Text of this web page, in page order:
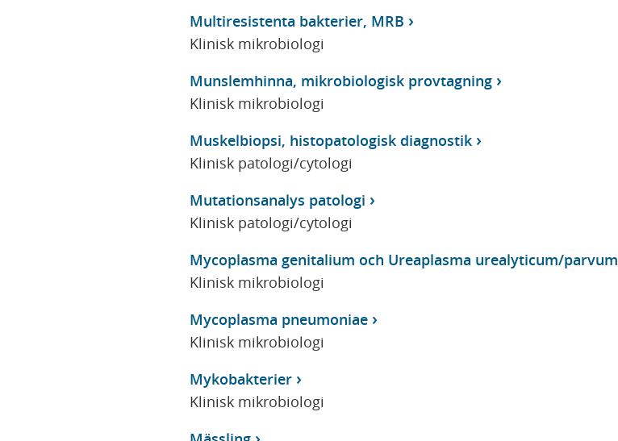
Multiresistenta bakterier, MRB
Klinisk mikrobiologi
Munslemhinna, mikrobiologisk provtagning
Klinisk mikrobiologi
Muskelbiopsi, histopatologisk diagnostik
Klinisk patologi/cytologi
Mutationsanalys patologi
Klinisk patologi/cytologi
Mycoplasma genitalium och Ureaplasma urealyticum/parvum
Klinisk mikrobiologi
Mycoplasma pneumoniae
Klinisk mikrobiologi
Mykobakterier
Klinisk mikrobiologi